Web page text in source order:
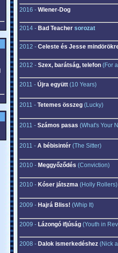
2016 - Wiener-Dog
2014 - Bad Teacher sorozat
2012 - Celeste és Jesse
2012 - Szex, barátság, telefon(For a
2011 - Újra együtt(10 Years)
2011 - Tetemes összeg(Lucky)
2011 - Számos pasas (What's Your
2011 - A bébisintér(The Sitter)
2010 - Meggyőződés (Conviction)
2010 - Kóser játszma(Holly Rollers)
2009 - Hajrá Bliss! (Whip It)
2009 - Lázongó ifjúság(Youth in
2008 - Dalok ismerkedéshez(Nick